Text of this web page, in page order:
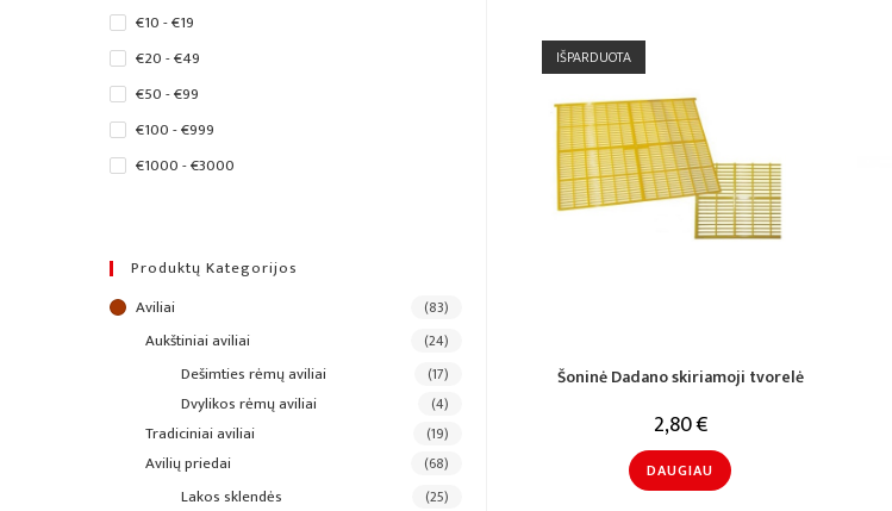
IŠPARDUOTA
Šoninė Dadano skiriamoji tvorelė
2,80€
DAUGIAU
€10 - €19
€20 - €49
€50 - €99
€100 - €999
€1000 - €3000
Produktų Kategorijos
aviliai
(83)
aukštiniai aviliai (24)
dešimties rėmų aviliai (17)
dvylikos rėmų aviliai (4)
tradiciniai aviliai (19)
avilių priedai (68)
lakos sklendės (25)